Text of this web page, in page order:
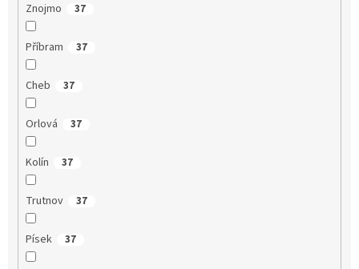
Znojmo 37
Příbram 37
Cheb 37
Orlová 37
Kolín 37
Trutnov 37
Písek 37